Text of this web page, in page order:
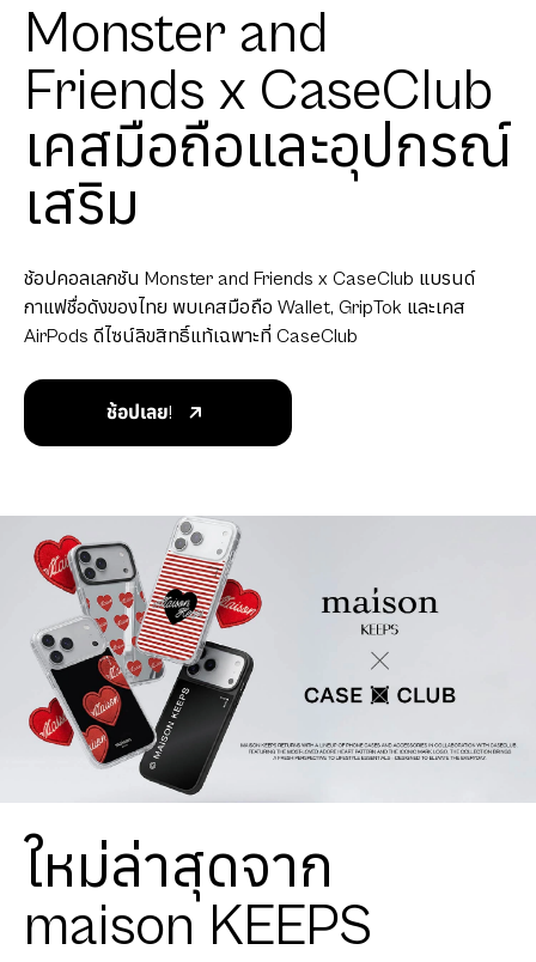
Monster and
Friends x CaseClub
เคสมือถือและอุปกรณ์
เสริม
ช้อปคอลเลกชัน Monster and Friends x CaseClub แบรนด์
กาแฟชื่อดังของไทย พบเคสมือถือ Wallet, GripTok และเคส
AirPods ดีไซน์ลิขสิทธิ์แท้เฉพาะที่ CaseClub
ช้อปเลย!
ใหม่ล่าสุดจาก
maison KEEPS